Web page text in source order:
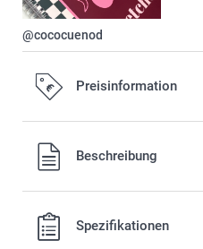
@cococuenod
Preisinformation
Alle Preise verstehen sich in
Versandkosten.Beschreibung
Spezifikationen